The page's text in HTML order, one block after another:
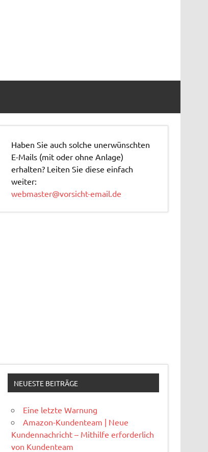
Haben Sie auch solche unerwünschten
E-Mails (mit oder ohne Anlage)
erhalten? Leiten Sie diese einfach
weiter:
webmaster@vorsicht-email.de
NEUESTE BEITRÄGE
Eine letzte Warnung
Amazon-Kundenteam | Neue
Kundennachricht – Mithilfe erforderlich
von Kundenteam